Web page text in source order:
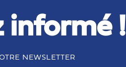
informé !
NEWSLETTER